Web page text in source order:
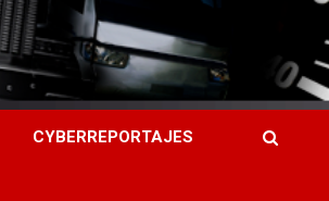
CYBERREPORTAJES